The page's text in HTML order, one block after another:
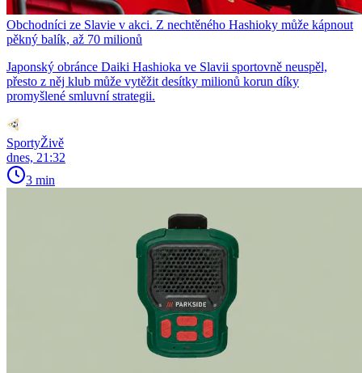
Obchodníci ze Slavie v akci. Z nechtěného Hashioky může kápnout
pěkný balík, až 70 milionů
Japonský obránce Daiki Hashioka ve Slavii sportovně neuspěl,
přesto z něj klub může vytěžit desítky milionů korun díky
promyšlené smluvní strategii.
SportyŽivě
dnes, 21:32
3 min